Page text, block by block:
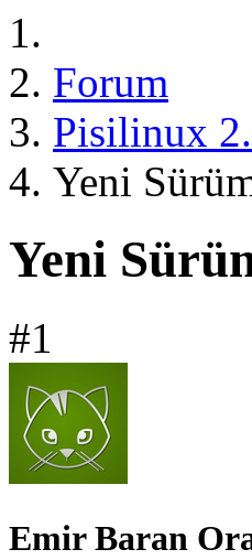
Forum
Pisilinux
Yeni
Yeni
#1
Emir Baran